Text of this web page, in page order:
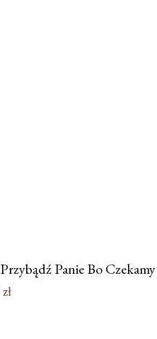
Panie Bo Czekamy
zł